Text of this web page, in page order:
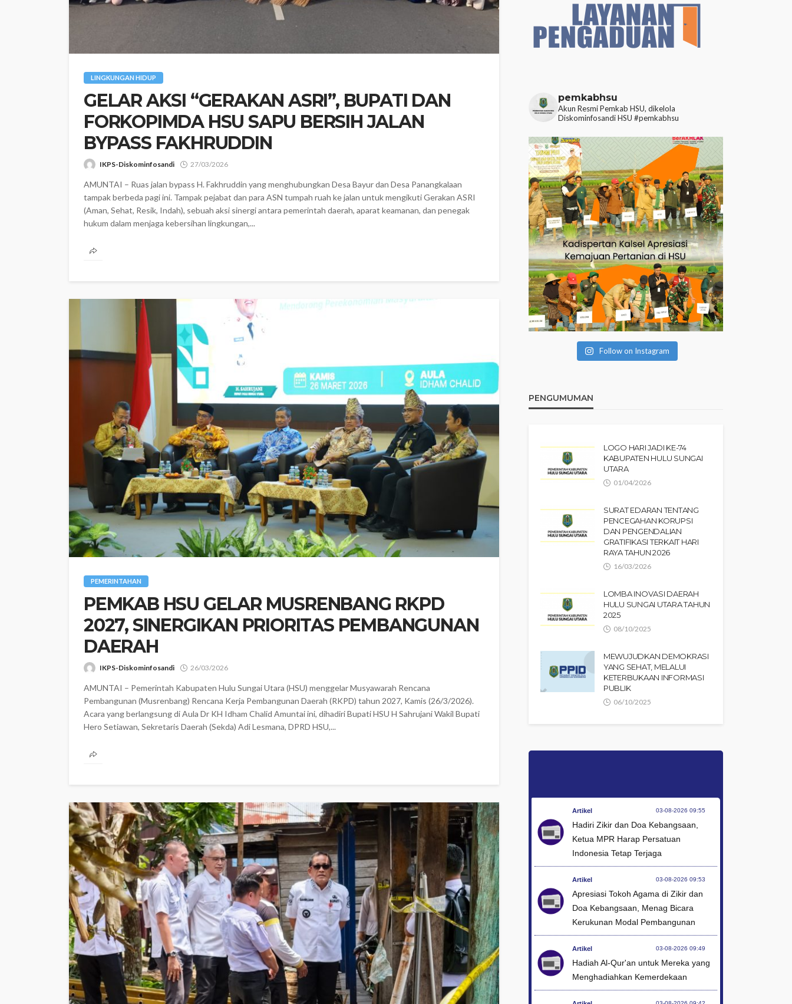
LINGKUNGAN HIDUP
‎GELAR AKSI “GERAKAN ASRI”, BUPATI DAN
FORKOPIMDA HSU SAPU BERSIH JALAN
BYPASS FAKHRUDDIN
IKPS-Diskominfosandi 27/03/2026
AMUNTAI – Ruas jalan bypass H. Fakhruddin yang menghubungkan Desa Bayur dan Desa Panangkalaan
tampak berbeda pagi ini. Tampak pejabat dan para ASN tumpah ruah ke jalan untuk mengikuti Gerakan ASRI
(Aman, Sehat, Resik, Indah), sebuah aksi sinergi antara pemerintah daerah, aparat keamanan, dan penegak
hukum dalam menjaga kebersihan lingkungan,...
PEMERINTAHAN
‎PEMKAB HSU GELAR MUSRENBANG RKPD
2027, SINERGIKAN PRIORITAS PEMBANGUNAN
DAERAH
IKPS-Diskominfosandi 26/03/2026
AMUNTAI – Pemerintah Kabupaten Hulu Sungai Utara (HSU) menggelar Musyawarah Rencana
Pembangunan (Musrenbang) Rencana Kerja Pembangunan Daerah (RKPD) tahun 2027, Kamis (26/3/2026). ‎
‎Acara yang berlangsung di Aula Dr KH Idham Chalid Amuntai ini, dihadiri Bupati HSU H Sahrujani Wakil Bupati
Hero Setiawan, Sekretaris Daerah (Sekda) Adi Lesmana, DPRD HSU,...
pemkabhsu
Akun Resmi Pemkab HSU, dikelola
Diskominfosandi HSU #pemkabhsu
Follow on Instagram
PENGUMUMAN
LOGO HARI JADI KE-74
KABUPATEN HULU SUNGAI
UTARA
01/04/2026
SURAT EDARAN TENTANG
PENCEGAHAN KORUPSI
DAN PENGENDALIAN
GRATIFIKASI TERKAIT HARI
RAYA TAHUN 2026
16/03/2026
LOMBA INOVASI DAERAH
HULU SUNGAI UTARA TAHUN
2025
08/10/2025
MEWUJUDKAN DEMOKRASI
YANG SEHAT, MELALUI
KETERBUKAAN INFORMASI
PUBLIK
06/10/2025
Artikel 03-08-2026 09:55
Hadiri Zikir dan Doa Kebangsaan,
Ketua MPR Harap Persatuan
Indonesia Tetap Terjaga
Artikel 03-08-2026 09:53
Apresiasi Tokoh Agama di Zikir dan
Doa Kebangsaan, Menag Bicara
Kerukunan Modal Pembangunan
Artikel 03-08-2026 09:49
Hadiah Al-Qur'an untuk Mereka yang
Menghadiahkan Kemerdekaan